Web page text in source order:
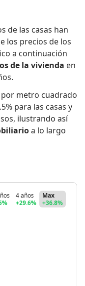
de las casas han
los precios de los
a continuación
de la vivienda en
metro cuadrado
para las casas y
, ilustrando así
a lo largo
4 años
+29.6%
Max
+36.8%